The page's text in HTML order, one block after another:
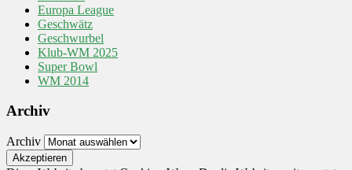
Europa League
Geschwätz
Geschwurbel
Klub-WM 2025
Super Bowl
WM 2014
Archiv
Archiv